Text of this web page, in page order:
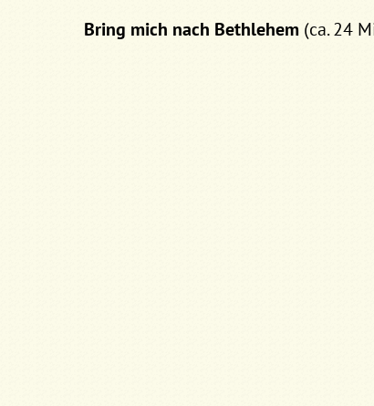
Bring mich nach Bethlehem (ca. 24